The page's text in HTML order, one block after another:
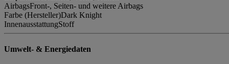
AirbagsFront-, Seiten- und weitere Airbags
Farbe (Hersteller)Dark Knight
InnenausstattungStoff
Umwelt- & Energiedaten